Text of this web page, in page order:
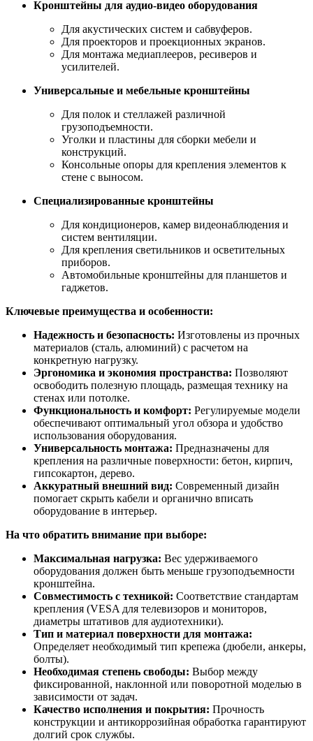
Кронштейны для аудио-видео оборудования
Для акустических систем и сабвуферов.
Для проекторов и проекционных экранов.
Для монтажа медиаплееров, ресиверов и
усилителей.
Универсальные и мебельные кронштейны
Для полок и стеллажей различной
грузоподъемности.
Уголки и пластины для сборки мебели и
конструкций.
Консольные опоры для крепления элементов к
стене с выносом.
Специализированные кронштейны
Для кондиционеров, камер видеонаблюдения и
систем вентиляции.
Для крепления светильников и осветительных
приборов.
Автомобильные кронштейны для планшетов и
гаджетов.
Ключевые преимущества и особенности:
Надежность и безопасность: Изготовлены из прочных
материалов (сталь, алюминий) с расчетом на
конкретную нагрузку.
Эргономика и экономия пространства: Позволяют
освободить полезную площадь, размещая технику на
стенах или потолке.
Функциональность и комфорт: Регулируемые модели
обеспечивают оптимальный угол обзора и удобство
использования оборудования.
Универсальность монтажа: Предназначены для
крепления на различные поверхности: бетон, кирпич,
гипсокартон, дерево.
Аккуратный внешний вид: Современный дизайн
помогает скрыть кабели и органично вписать
оборудование в интерьер.
На что обратить внимание при выборе:
Максимальная нагрузка: Вес удерживаемого
оборудования должен быть меньше грузоподъемности
кронштейна.
Совместимость с техникой: Соответствие стандартам
крепления (VESA для телевизоров и мониторов,
диаметры штативов для аудиотехники).
Тип и материал поверхности для монтажа:
Определяет необходимый тип крепежа (дюбели, анкеры,
болты).
Необходимая степень свободы: Выбор между
фиксированной, наклонной или поворотной моделью в
зависимости от задач.
Качество исполнения и покрытия: Прочность
конструкции и антикоррозийная обработка гарантируют
долгий срок службы.